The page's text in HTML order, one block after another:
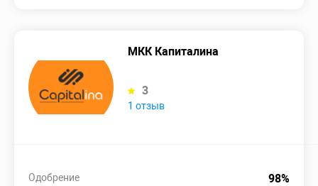
МКК Капиталина
3
1 отзыв
98%
Одобрение